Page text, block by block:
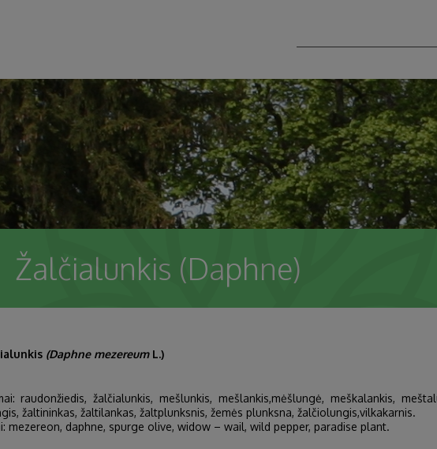
Žalčialunkis (Daphne)
(Daphne mezereum L.)
raudonžiedis, žalčialunkis, mešlunkis, mešlankis,mėšlungė, meškalankis,
žaltininkas, žaltilankas, žaltplunksnis, žemės plunksna, žalčiolungis,vilkakarnis.
mezereon, daphne, spurge olive, widow – wail, wild pepper, paradise plant.